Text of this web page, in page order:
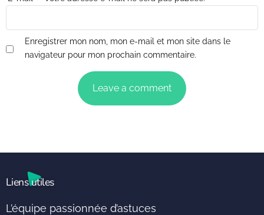
Enregistrer mon nom, mon e-mail et mon site dans le
navigateur pour mon prochain commentaire.
Liens utiles
L’équipe passionnée d’astuces